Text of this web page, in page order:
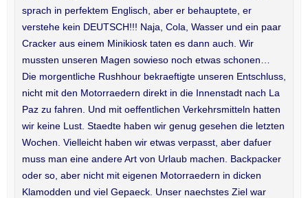
sprach in perfektem Englisch, aber er behauptete, er
verstehe kein DEUTSCH!!! Naja, Cola, Wasser und ein paar
Cracker aus einem Minikiosk taten es dann auch. Wir
mussten unseren Magen sowieso noch etwas schonen…
Die morgentliche Rushhour bekraeftigte unseren Entschluss,
nicht mit den Motorraedern direkt in die Innenstadt nach La
Paz zu fahren. Und mit oeffentlichen Verkehrsmitteln hatten
wir keine Lust. Staedte haben wir genug gesehen die letzten
Wochen. Vielleicht haben wir etwas verpasst, aber dafuer
muss man eine andere Art von Urlaub machen. Backpacker
oder so, aber nicht mit eigenen Motorraedern in dicken
Klamodden und viel Gepaeck. Unser naechstes Ziel war